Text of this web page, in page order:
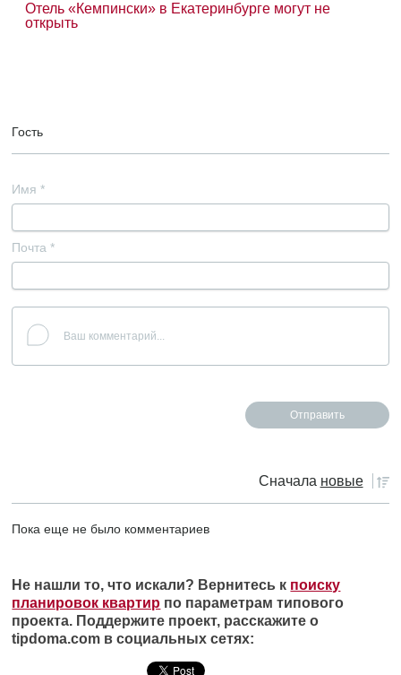
Отель «Кемпински» в Екатеринбурге могут не
открыть
Гость
Имя *
Почта *
Сначала новые
Пока еще не было комментариев
Не нашли то, что искали? Вернитесь к поиску
планировок квартир по параметрам типового
проекта. Поддержите проект, расскажите о
tipdoma.com в социальных сетях: